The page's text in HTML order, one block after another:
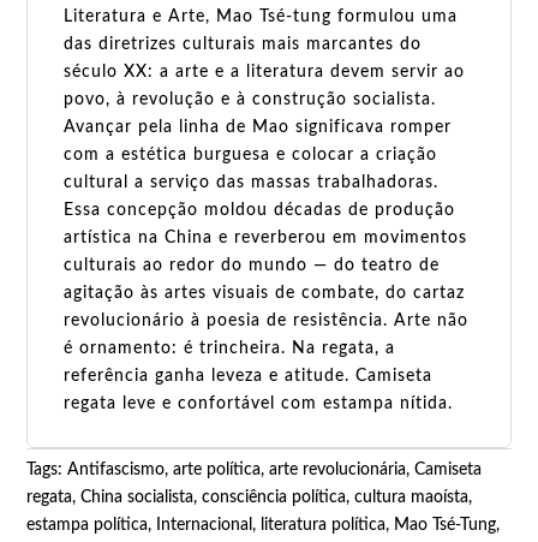
Literatura e Arte, Mao Tsé-tung formulou uma
das diretrizes culturais mais marcantes do
século XX: a arte e a literatura devem servir ao
povo, à revolução e à construção socialista.
Avançar pela linha de Mao significava romper
com a estética burguesa e colocar a criação
cultural a serviço das massas trabalhadoras.
Essa concepção moldou décadas de produção
artística na China e reverberou em movimentos
culturais ao redor do mundo — do teatro de
agitação às artes visuais de combate, do cartaz
revolucionário à poesia de resistência. Arte não
é ornamento: é trincheira. Na regata, a
referência ganha leveza e atitude. Camiseta
regata leve e confortável com estampa nítida.
Tags:Antifascismo,arte política,arte revolucionária,Camiseta
regata,China socialista,consciência política,cultura maoísta,
estampa política, Internacional, literatura política, Mao Tsé-Tung,